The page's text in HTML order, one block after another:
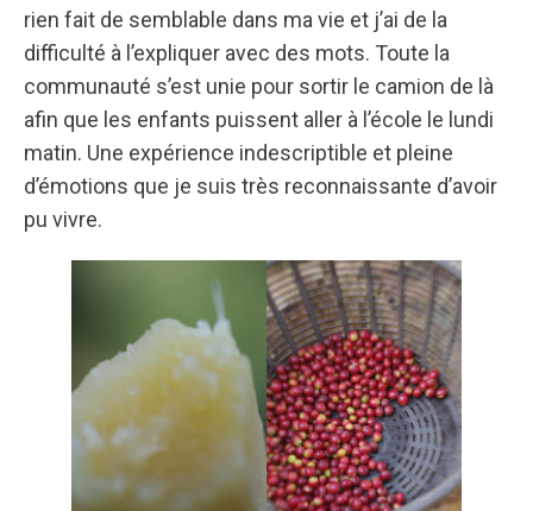
rien fait de semblable dans ma vie et j’ai de la
difficulté à l’expliquer avec des mots. Toute la
communauté s’est unie pour sortir le camion de là
afin que les enfants puissent aller à l’école le lundi
matin. Une expérience indescriptible et pleine
d’émotions que je suis très reconnaissante d’avoir
pu vivre.